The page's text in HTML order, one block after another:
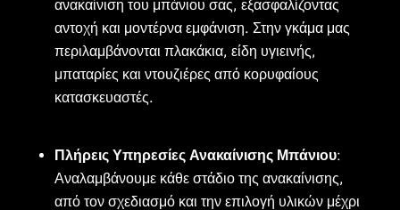
ανακαίνιση του μπάνιου σας, εξασφαλίζοντας
αντοχή και μοντέρνα εμφάνιση. Στην γκάμα μας
περιλαμβάνονται πλακάκια, είδη υγιεινής,
μπαταρίες και ντουζιέρες από κορυφαίους
κατασκευαστές.
Πλήρεις Υπηρεσίες Ανακαίνισης Μπάνιου:
Αναλαμβάνουμε κάθε στάδιο της ανακαίνισης,
από τον σχεδιασμό και την επιλογή υλικών μέχρι